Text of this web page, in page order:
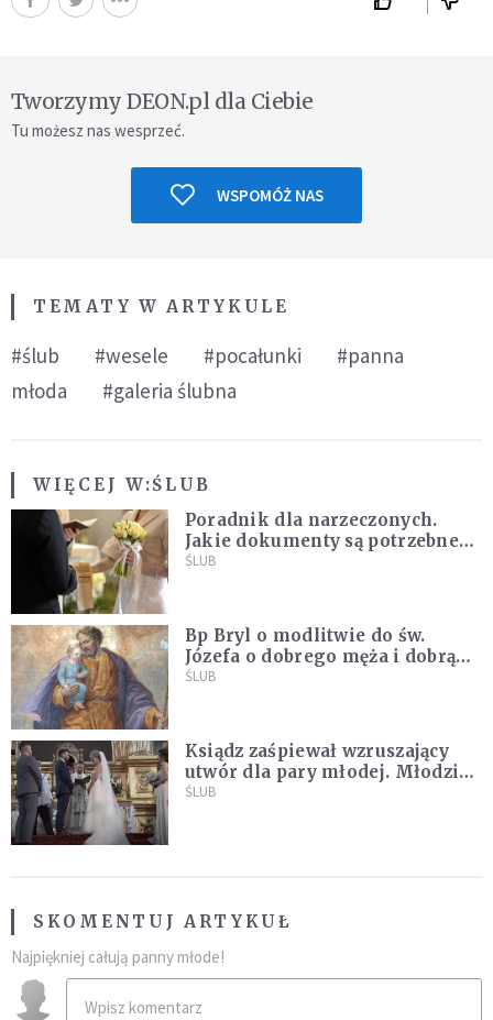
Tworzymy DEON.pl dla Ciebie
Tu możesz nas wesprzeć.
WSPOMÓŻ NAS
TEMATY W ARTYKULE
#ślub #wesele #pocałunki
#panna
młoda
#galeria ślubna
WIĘCEJ W:ŚLUB
Poradnik dla narzeczonych.
Jakie dokumenty są potrzebne
do ślubu konkordatowego?
ŚLUB
Bp Bryl o modlitwie do św.
Józefa o dobrego męża i dobrą
żonę: Nie bójmy się wołać do
ŚLUB
Ksiądz zaśpiewał wzruszający
utwór dla pary młodej. Młodzi
nie kryli wzruszenia [MUZYKA]
ŚLUB
SKOMENTUJ ARTYKUŁ
Najpiękniej całują panny młode!